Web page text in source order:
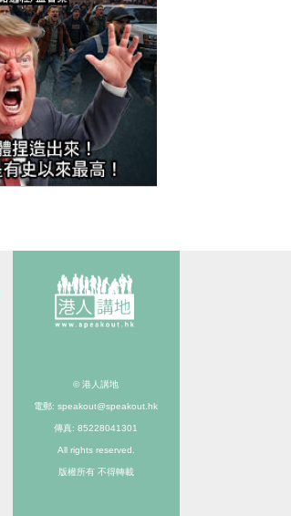
© 港人講地
電郵: speakout@speakout.hk
傳真: 85228041301
All rights reserved.
版權所有 不得轉載